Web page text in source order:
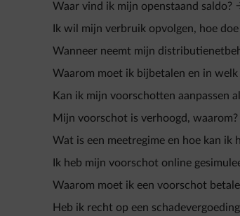
Waar vind ik mijn openstaand saldo?
Ik wil mijn verbruik opvolgen, hoe
Wanneer neemt mijn
Waarom moet ik bijbetalen en in
Kan ik mijn voorschotten aanpassen
Mijn voorschot is verhoogd, waarom?
Wat is een meetregime en hoe kan ik
Ik heb mijn voorschot online
Waarom moet ik een voorschot
Heb ik recht op een